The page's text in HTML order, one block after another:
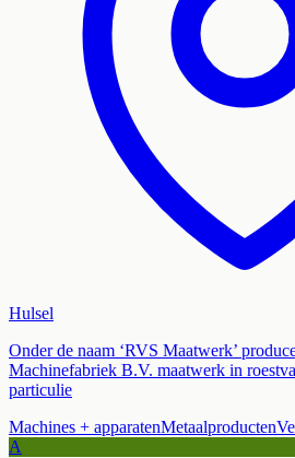
Hulsel
Onder de naam ‘RVS Maatwerk’
Machinefabriek B.V. maatwerk in
particulie
Machines + apparatenMetaalproducten
A